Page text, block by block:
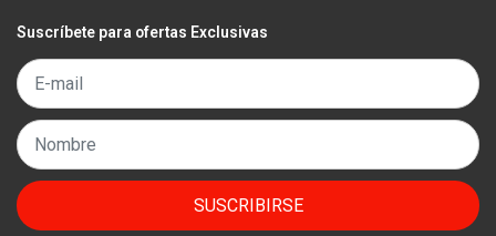
Suscríbete para ofertas Exclusivas
SUSCRIBIRSE